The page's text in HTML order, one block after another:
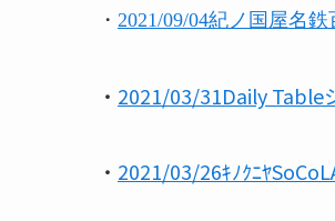
・ 2021/09/04紀ノ国屋名
・ 2021/03/31Daily Table
・ 2021/03/26ｷﾉｸﾆﾔ